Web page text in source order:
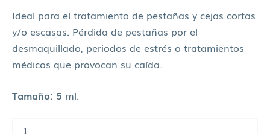
Ideal para el tratamiento de pestañas y cejas cortas
y/o escasas. Pérdida de pestañas por el
desmaquillado, periodos de estrés o tratamientos
médicos que provocan su caída.
Tamaño: 5 ml.